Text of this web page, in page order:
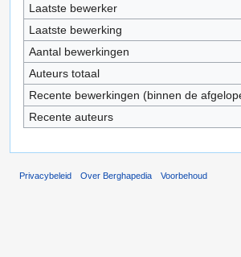
Laatste bewerker
Laatste bewerking
Aantal bewerkingen
Auteurs totaal
Recente bewerkingen (binnen de
Recente auteurs
Privacybeleid Over Berghapedia Voorbehoud